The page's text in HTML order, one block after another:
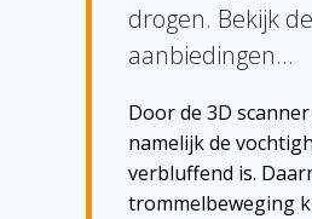
drogen. Bekijk
aanbiedingen…
Door de 3D
namelijk de
verbluffend is.
trommelbeweging